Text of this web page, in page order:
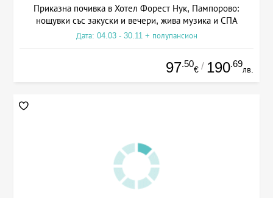
Приказна почивка в Хотел Форест Нук, Пампорово:
нощувки със закуски и вечери, жива музика и СПА
Дата: 04.03 - 30.11 + полупансион
97.50
€ / 190.69
лв.